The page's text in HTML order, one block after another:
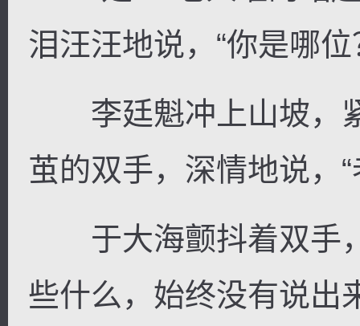
泪汪汪地说，“你是哪
李廷魁冲上山坡，
茧的双手，深情地说，
于大海颤抖着双手
些什么，始终没有说出